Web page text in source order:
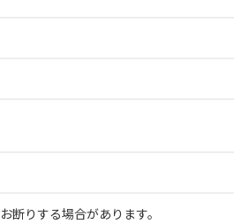
りする場合があります。